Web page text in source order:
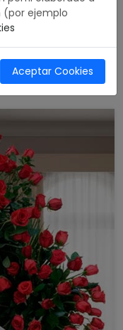
tonos claros
4.93 / 5
(por ejemplo
Aceptar Cookies